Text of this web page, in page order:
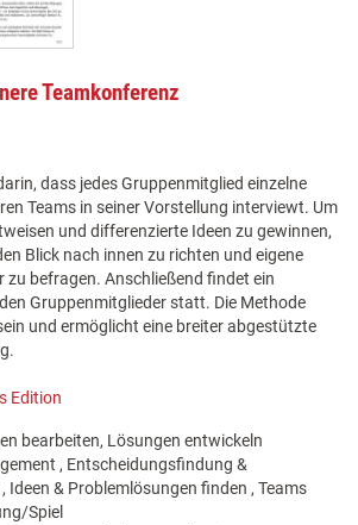
Teamkonferenz
dass jedes Gruppenmitglied einzelne
Teams in seiner Vorstellung interviewt. Um
und differenzierte Ideen zu gewinnen,
Blick nach innen zu richten und eigene
zu befragen. Anschließend findet ein
Gruppenmitglieder statt. Die Methode
und ermöglicht eine breiter abgestützte
Edition
bearbeiten, Lösungen entwickeln
, Entscheidungsfindung &
Ideen & Problemlösungen finden , Teams
Spiel